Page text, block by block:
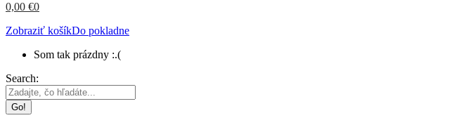
0,00 €0
Zobraziť košíkDo pokladne
Som tak prázdny :.(
Search: